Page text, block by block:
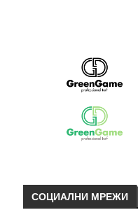
СОЦИАЛНИ МРЕЖИ